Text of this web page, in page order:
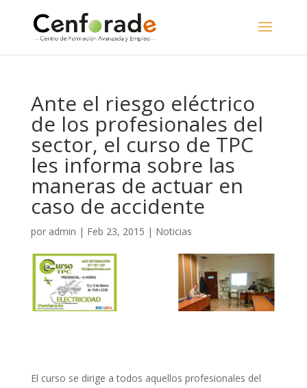
Ante el riesgo eléctrico
de los profesionales del
sector, el curso de TPC
les informa sobre las
maneras de actuar en
caso de accidente
por admin | Feb 23, 2015 | Noticias
El curso se dirige a todos aquellos profesionales del